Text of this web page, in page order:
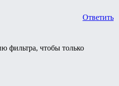
Ответить
фильтра, чтобы только